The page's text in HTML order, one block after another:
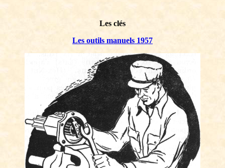
Les clés
Les outils manuels 1957